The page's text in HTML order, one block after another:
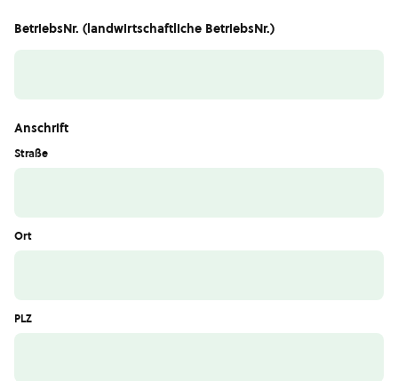
BetriebsNr. (landwirtschaftliche BetriebsNr.)
Anschrift
Straße
Ort
PLZ